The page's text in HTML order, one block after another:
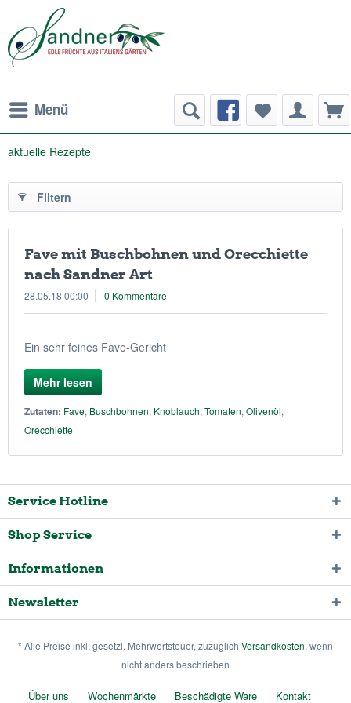
Menü
aktuelle Rezepte
Filtern
Fave mit Buschbohnen und Orecchiette
nach Sandner Art
28.05.18 00:00 0 Kommentare
Ein sehr feines Fave-Gericht
Mehr lesen
Zutaten: Fave, Buschbohnen, Knoblauch, Tomaten, Olivenöl,
Orecchiette
Service Hotline
Shop Service
Informationen
Newsletter
* Alle Preise inkl. gesetzl. Mehrwertsteuer, zuzüglich Versandkosten, wenn
nicht anders beschrieben
Über uns Wochenmärkte Beschädigte Ware Kontakt